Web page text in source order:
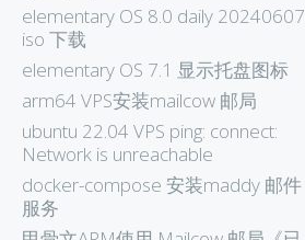
elementary OS 8.0 daily 20240607
iso 下载
elementary OS 7.1 显示托盘图标
arm64 VPS安装mailcow 邮局
ubuntu 22.04 VPS ping: connect:
Network is unreachable
docker-compose 安装maddy 邮件
服务